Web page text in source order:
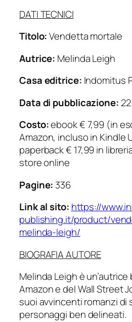
DATI TECNICI
Titolo:Vendetta mortale
Autrice: Melinda Leigh
Casa editrice: Indomitus
Data di pubblicazione:
Costo:ebook € 7,99 (in
Amazon, incluso in Kindle
paperback € 17,99 in
store online
Pagine: 336
Link al sito: https://
publishing.it/product/
melinda-leigh/
BIOGRAFIA AUTORE
Melinda Leigh è
Amazon e del Wall Street
suoi avvincenti romanzi di
personaggi ben delineati.